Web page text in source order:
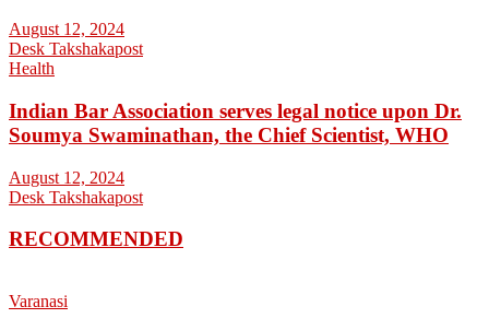
August 12, 2024
Desk Takshakapost
Health
Indian Bar Association serves legal notice upon Dr.
Soumya Swaminathan, the Chief Scientist, WHO
August 12, 2024
Desk Takshakapost
RECOMMENDED
Varanasi